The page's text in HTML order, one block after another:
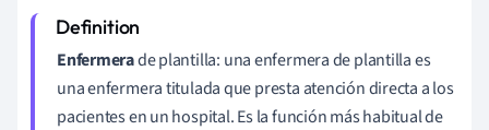
Enfermerade plantilla: una enfermera de plantilla es
una enfermera titulada que presta atención directa a los
pacientes en un hospital. Es la función más habitual de